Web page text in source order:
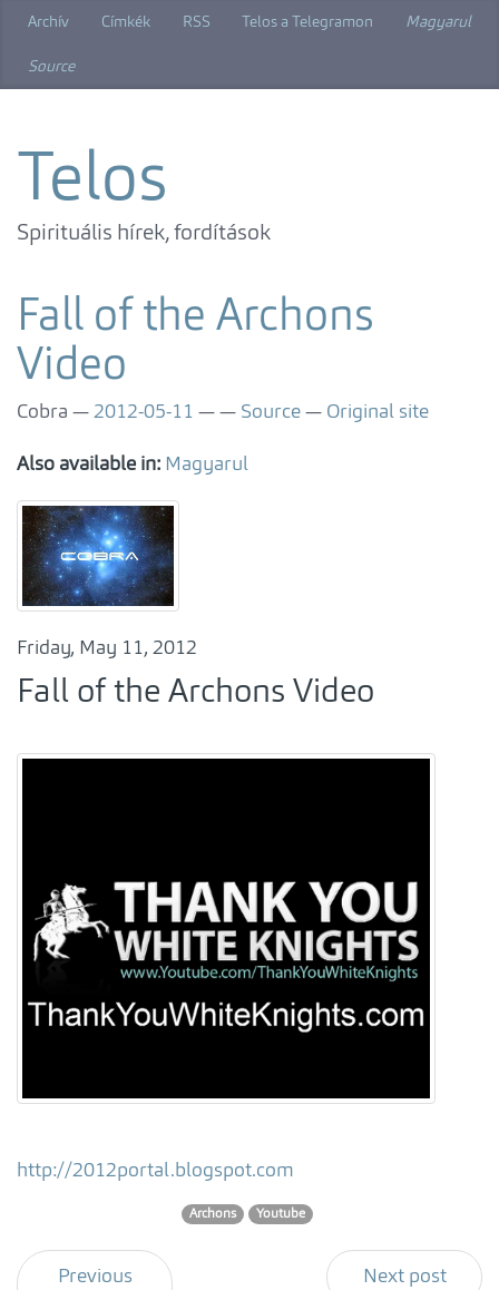
Archív Címkék RSS Telos a Telegramon Magyarul
Source
Telos
Spirituális hírek, fordítások
Fall of the Archons
Video
Cobra 2012-05-11 Source Original site
Also available in: Magyarul
Friday, May 11, 2012
Fall of the Archons Video
http://2012portal.blogspot.com
Archons Youtube
Previous
Next post